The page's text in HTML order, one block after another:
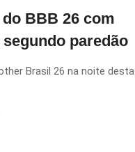
BBB 26 com
paredão
Brasil 26 na noite desta